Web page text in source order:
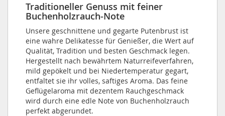
Traditioneller Genuss mit feiner
Buchenholzrauch-Note
Unsere geschnittene und gegarte Putenbrust ist
eine wahre Delikatesse für Genießer, die Wert auf
Qualität, Tradition und besten Geschmack legen.
Hergestellt nach bewährtem Naturreifeverfahren,
mild gepökelt und bei Niedertemperatur gegart,
entfaltet sie ihr volles, saftiges Aroma. Das feine
Geflügelaroma mit dezentem Rauchgeschmack
wird durch eine edle Note von Buchenholzrauch
perfekt abgerundet.